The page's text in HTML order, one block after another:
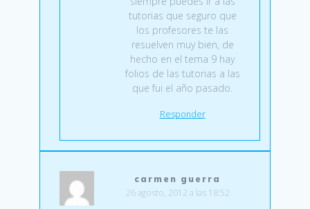
tutorias que seguro que
los profesores te las
resuelven muy bien, de
hecho en el tema 9 hay
folios de las tutorias a las
que fui el año pasado.
Responder
carmen guerra
26 agosto, 2012 a las 18:52